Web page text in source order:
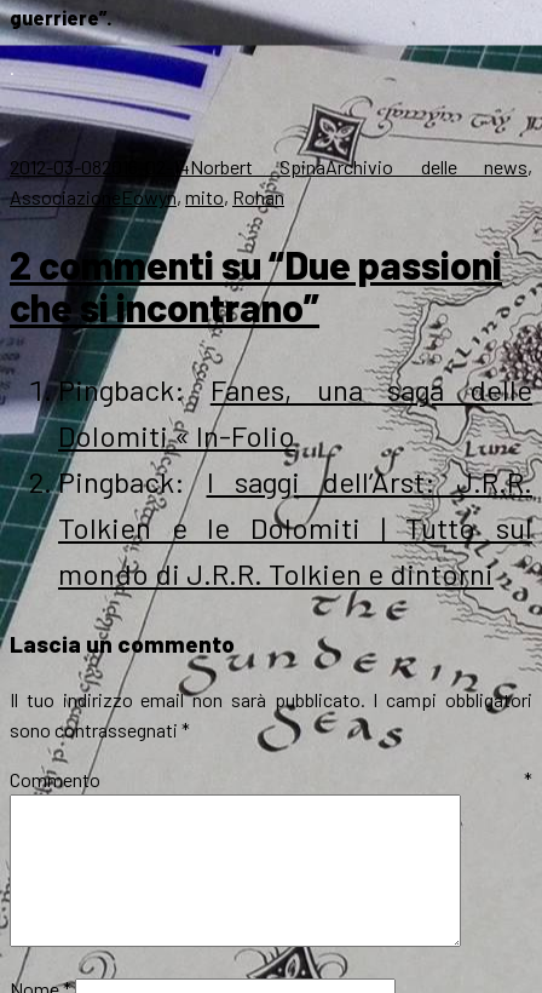
guerriere”.
.
Scritto
il
2012-03-082016-02-14Autore
Norbert SpinaCategorie
Archivio delle news,
AssociazioneTag
Eowyn, mito, Rohan
2 commenti su “Due passioni
che si incontrano”
Pingback: Fanes, una saga delle
Dolomiti « In-Folio
Pingback: I saggi dell’Arst: J.R.R.
Tolkien e le Dolomiti | Tutto sul
mondo di J.R.R. Tolkien e dintorni
Lascia un commento
Il tuo indirizzo email non sarà pubblicato. I campi obbligatori
sono contrassegnati *
Commento *